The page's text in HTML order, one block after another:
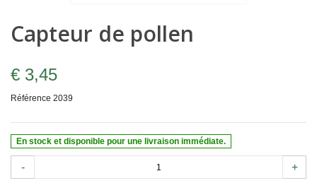
Capteur de pollen
€ 3,45
Référence 2039
En stock et disponible pour une livraison immédiate.
- +